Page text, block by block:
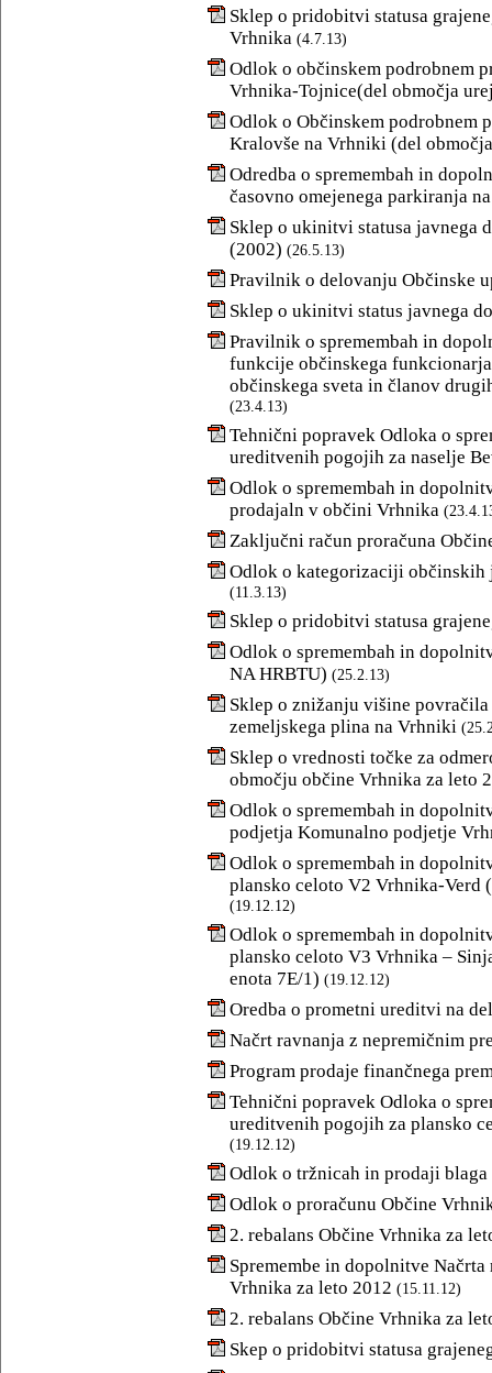
Sklep o pridobitvi statusa
Vrhnika (4.7.13)
Odlok o občinskem podrobnem
Vrhnika-Tojnice(del območja
Odlok o Občinskem podrobnem
Kralovše na Vrhniki (del
Odredba o spremembah in
časovno omejenega parkiranja
Sklep o ukinitvi statusa javnega
(2002) (26.5.13)
Pravilnik o delovanju Občinske
Sklep o ukinitvi status javnega
Pravilnik o spremembah in
funkcije občinskega
občinskega sveta in članov
(23.4.13)
Tehnični popravek Odloka o
ureditvenih pogojih za naselje
Odlok o spremembah in
prodajaln v občini Vrhnika
Zaključni račun proračuna
Odlok o kategorizaciji
(11.3.13)
Sklep o pridobitvi statusa
Odlok o spremembah in
NA HRBTU) (25.2.13)
Sklep o znižanju višine
zemeljskega plina na Vrhniki
Sklep o vrednosti točke za
območju občine Vrhnika za leto
Odlok o spremembah in
podjetja Komunalno podjetje
Odlok o spremembah in
plansko celoto V2 Vrhnika-Verd
(19.12.12)
Odlok o spremembah in
plansko celoto V3 Vrhnika –
enota 7E/1) (19.12.12)
Oredba o prometni ureditvi na
Načrt ravnanja z nepremičnim
Program prodaje finančnega
Tehnični popravek Odloka o
ureditvenih pogojih za plansko
(19.12.12)
Odlok o tržnicah in prodaji
Odlok o proračunu Občine
2. rebalans Občine Vrhnika za
Spremembe in dopolnitve
Vrhnika za leto 2012 (15.11.12)
2. rebalans Občine Vrhnika za
Skep o pridobitvi statusa